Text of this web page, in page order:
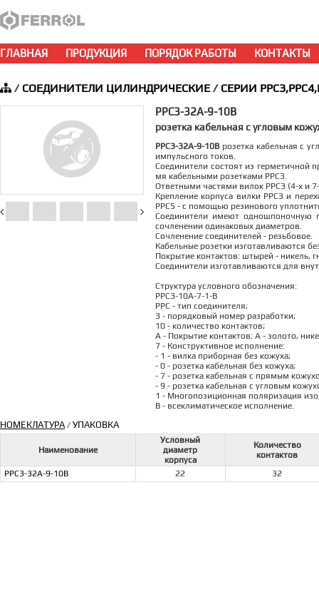
ГЛАВНАЯ ПРОДУКЦИЯ ПОРЯДОК РАБОТЫ КОНТАКТЫ
/ СОЕДИНИТЕЛИ ЦИЛИНДРИЧЕСКИЕ/ СЕРИИ
РРС3-32А-9-10В
розетка кабельная с угловым
РРС3-32А-9-10Врозетка кабельная с
импульсного токов.
Соединители состоят из герметичной
мя кабельными розетками РРСЗ.
Ответными частями вилок РРСЗ (4-х и
Крепление корпуса вилки РРСЗ и
РРС5 - с помощью резинового
Соединители имеют одношпоночную
сочленении одинаковых диаметров.
Сочленение соединителей - резьбовое.
Кабельные розетки изготавливаются
Покрытие контактов: штырей - никель,
Соединители изготавливаются для
Структура условного обозначения:
РРС3-10А-7-1-В
РРС - тип соединителя;
3 - порядковый номер разработки;
10 - количество контактов;
А - Покрытие контактов: А - золото,
7 - Конструктивное исполнение:
- 1 - вилка приборная без кожуха;
- 0 - розетка кабельная без кожуха;
- 7 - розетка кабельная с прямым
- 9 - розетка кабельная с угловым
1 - Многопозиционная поляризация
В - всеклиматическое исполнение.
НОМЕКЛАТУРА/ УПАКОВКА
Наименование
Условный
диаметр
корпуса
Количество
контактов
РРС3-32А-9-10В
22 32